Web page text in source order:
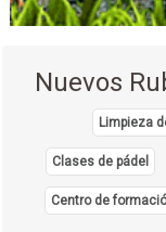
Nuevos
Limpieza
Clases de pádel
Centro de